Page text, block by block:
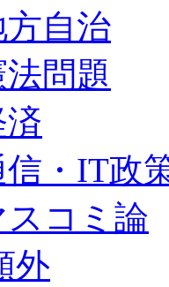
方自治
法問題
済
信・IT政
スコミ論
外